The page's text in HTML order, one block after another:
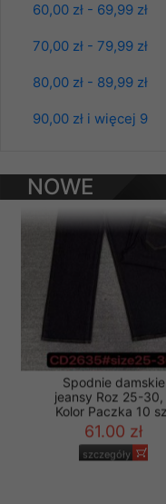
60,00 zł - 69,99 zł
70,00 zł - 79,99 zł
80,00 zł - 89,99 zł
90,00 zł i więcej 9
NOWE
PRODUKTY
Spodnie damskie
Kolor Paczka 10 szt
Spodnie damskie
jeansy Roz 25-30, 1
Kolor Paczka 10 szt